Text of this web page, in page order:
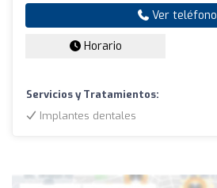
Ver teléfono
Horario
Servicios y Tratamientos:
Implantes dentales